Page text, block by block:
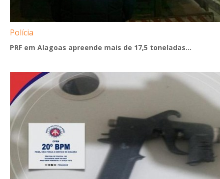
Polícia
PRF em Alagoas apreende mais de 17,5 toneladas...